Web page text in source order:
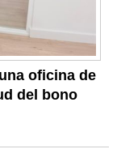
oficina de
del bono